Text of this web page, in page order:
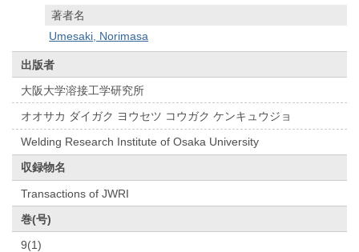
著者名
Umesaki, Norimasa
出版者
大阪大学溶接工学研究所
オオサカ ダイガク ヨウセツ コウガク ケンキュウジョ
Welding Research Institute of Osaka University
収録物名
Transactions of JWRI
巻(号)
9(1)